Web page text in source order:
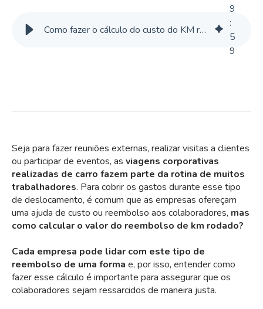
Como fazer o cálculo do custo do KM rodado para reembolso corporativo? Ferramentas e como automatizar
9
:
5
9
Seja para fazer reuniões externas, realizar visitas a clientes
ou participar de eventos, as viagens corporativas
realizadas de carro fazem parte da rotina de muitos
trabalhadores. Para cobrir os gastos durante esse tipo
de deslocamento, é comum que as empresas ofereçam
uma ajuda de custo ou reembolso aos colaboradores, mas
como calcular o valor do reembolso de km rodado?
Cada empresa pode lidar com este tipo de
reembolso de uma forma e, por isso, entender como
fazer esse cálculo é importante para assegurar que os
colaboradores sejam ressarcidos de maneira justa.